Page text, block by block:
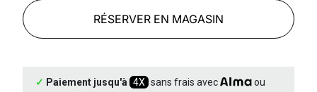
RÉSERVER EN MAGASIN
✓ Paiement jusqu'à 4X sans frais avec ou